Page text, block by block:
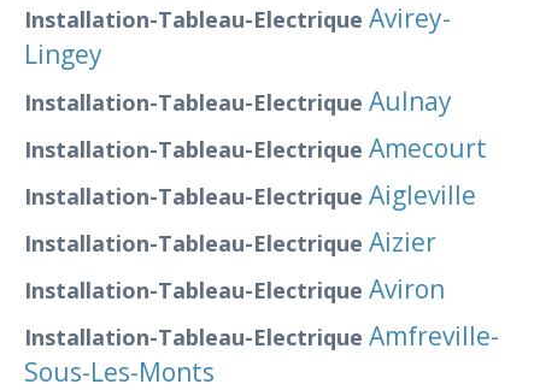
Installation-Tableau-Electrique Avirey-
Lingey
Installation-Tableau-Electrique Aulnay
Installation-Tableau-Electrique Amecourt
Installation-Tableau-Electrique Aigleville
Installation-Tableau-Electrique Aizier
Installation-Tableau-Electrique Aviron
Installation-Tableau-Electrique Amfreville-
Sous-Les-Monts